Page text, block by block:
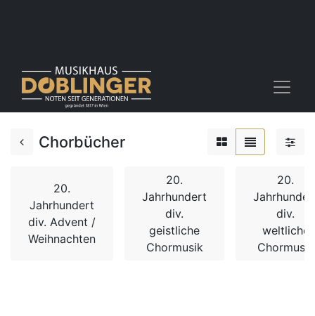
Chorbücher
20.
Jahrhundert
div. Advent /
Weihnachten
20.
Jahrhundert
div.
geistliche
Chormusik
20.
div.
weltliche
Chormusik